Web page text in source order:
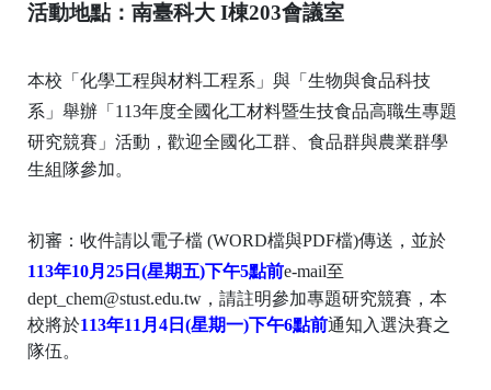
活動地點： 南臺科大 I棟203會議室
本校「化學工程與材料工程系」與「生物與食品科技
系」舉辦「113年度全國化工材料暨生技食品高職生專題
研究競賽」活動，歡迎全國化工群、食品群與農業群學
生組隊參加。
初審：收件請以電子檔 (WORD檔與PDF檔)傳送，並於
113年10月25日(星期五)下午5點前e-mail至
dept_chem@stust.edu.tw，請註明參加專題研究競賽，本
校將於113年11月4日(星期一)下午6點前通知入選決賽之
隊伍。